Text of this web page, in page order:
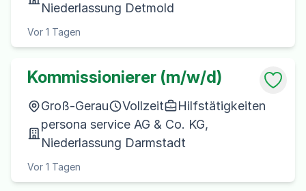
Niederlassung Detmold
Vor 1 Tagen
Kommissionierer (m/w/d)
Groß-Gerau Vollzeit
Hilfstätigkeiten
persona service AG & Co. KG,
Niederlassung Darmstadt
Vor 1 Tagen